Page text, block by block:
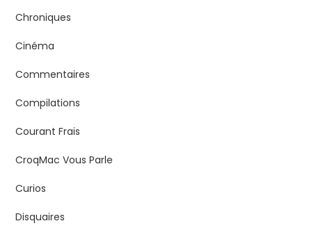
Chroniques
Cinéma
Commentaires
Compilations
Courant Frais
CroqMac Vous Parle
Curios
Disquaires